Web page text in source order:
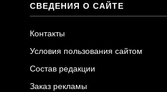
СВЕДЕНИЯ О САЙТЕ
Контакты
Условия пользования сайтом
Состав редакции
Заказ рекламы